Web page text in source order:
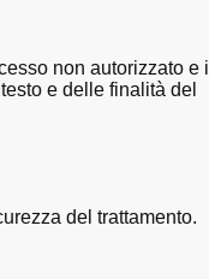
non autorizzato e il
e delle finalità del
del trattamento.